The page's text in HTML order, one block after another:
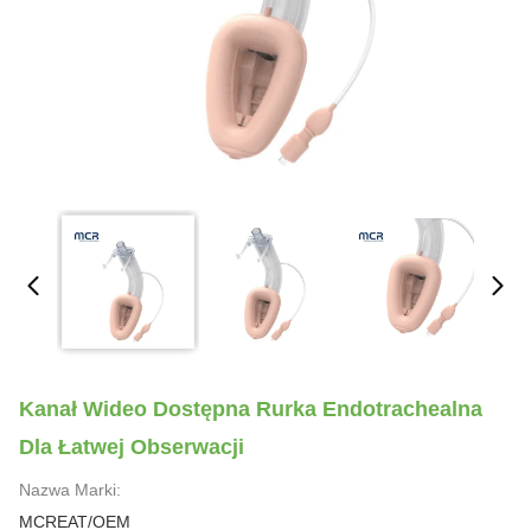
Kanał Wideo Dostępna Rurka Endotrachealna
Dla Łatwej Obserwacji
Nazwa Marki:
MCREAT/OEM